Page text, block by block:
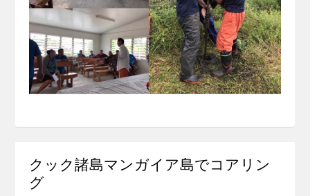
クック諸島マンガイア島でコアリン
グ